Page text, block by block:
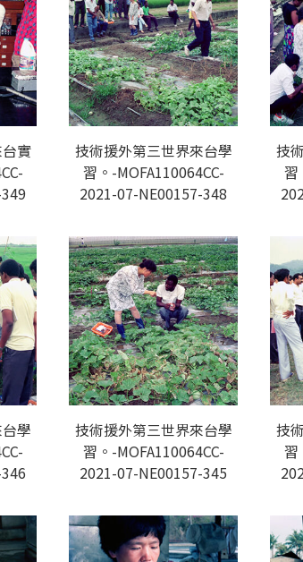
實
技術援外第三世界來台學
習。-MOFA110064CC-
2021-07-NE00157-348
技
習
學
技術援外第三世界來台學
習。-MOFA110064CC-
2021-07-NE00157-345
技
習